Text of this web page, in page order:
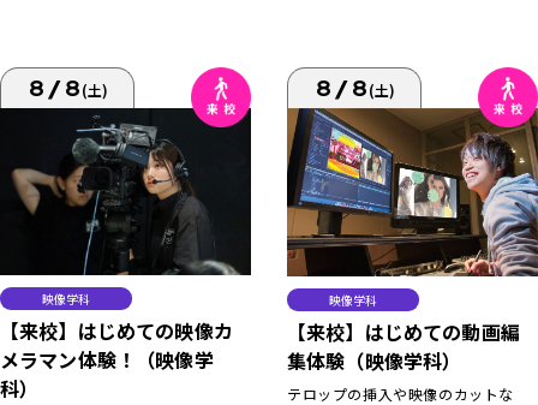
8/8(土)
映像学科
【来校】はじめての映像カ
メラマン体験！（映像学
科）
8/8(土)
映像学科
【来校】はじめての動画編
集体験（映像学科）
テロップの挿入や映像のカットな